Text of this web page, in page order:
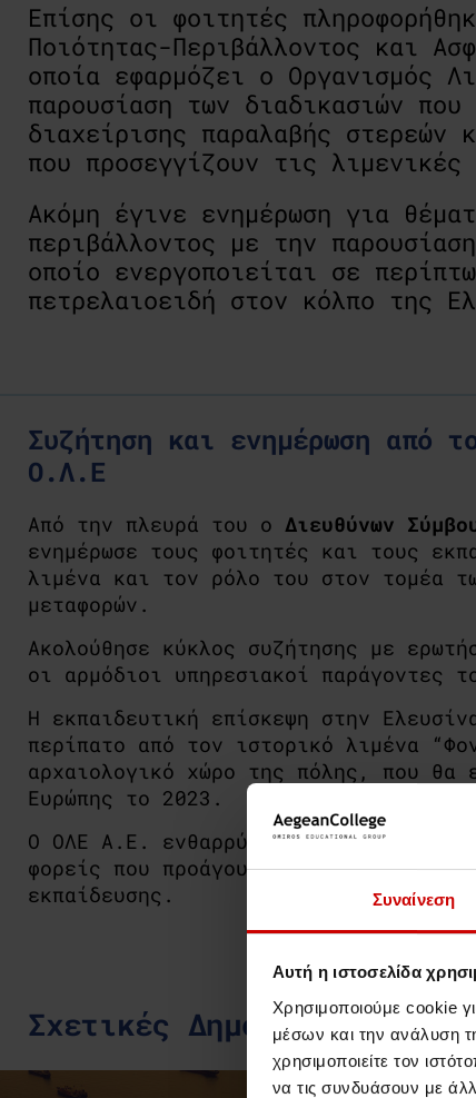
Συναίνεση
Αυτή η ιστοσελίδα
Χρησιμοποιούμε cookie
μέσων και την ανάλυση
χρησιμοποιείτε τον
να τις συνδυάσουν με
Επίσης οι φοιτητές
Ποιότητας-Περιβάλλοντος και
οποία εφαρμόζει ο Οργανισμός
παρουσίαση των διαδικασιών
διαχείρισης παραλαβής
που προσεγγίζουν τις λιμενικές
Ακόμη έγινε ενημέρωση για
περιβάλλοντος με την
οποίο ενεργοποιείται σε
πετρελαιοειδή στον κόλπο της
Συζήτηση και ενημέρωση από
Ο.Λ.Ε
Από την πλευρά του ο Διευθύνων
ενημέρωσε τους φοιτητές και τους
λιμένα και τον ρόλο του στον τομέα
μεταφορών.
Ακολούθησε κύκλος συζήτησης με
οι αρμόδιοι υπηρεσιακοί παράγοντες
Η εκπαιδευτική επίσκεψη στην
περίπατο από τον ιστορικό λιμένα
αρχαιολογικό χώρο της πόλης, που θα
Ευρώπης το 2023.
Ο ΟΛΕ Α.Ε. ενθαρρύνει και
φορείς που προάγουν θεωρητικές και
εκπαίδευσης.
Σχετικές Δημοσιεύσεις